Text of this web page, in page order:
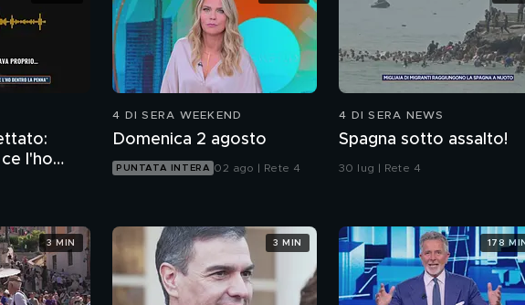
l'ho
4 DI SERA WEEKEND
Domenica 2 agosto
PUNTATA INTERA 02 ago | Rete 4
4 DI SERA NEWS
Spagna sotto assalto!
30 lug | Rete 4
3 MIN 3 MIN 178 MIN